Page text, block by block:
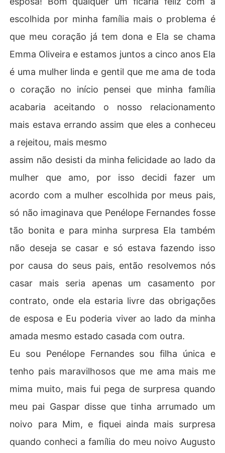
escolhida por minha família mais o problema é
que meu coração já tem dona e Ela se chama
Emma Oliveira e estamos juntos a cinco anos Ela
é uma mulher linda e gentil que me ama de toda
o coração no início pensei que minha família
acabaria aceitando o nosso relacionamento
mais estava errando assim que eles a conheceu
a rejeitou, mais mesmo
assim não desisti da minha felicidade ao lado da
mulher que amo, por isso decidi fazer um
acordo com a mulher escolhida por meus pais,
só não imaginava que Penélope Fernandes fosse
tão bonita e para minha surpresa Ela também
não deseja se casar e só estava fazendo isso
por causa do seus pais, então resolvemos nós
casar mais seria apenas um casamento por
contrato, onde ela estaria livre das obrigações
de esposa e Eu poderia viver ao lado da minha
amada mesmo estado casada com outra.
Eu sou Penélope Fernandes sou filha única e
tenho pais maravilhosos que me ama mais me
mima muito, mais fui pega de surpresa quando
meu pai Gaspar disse que tinha arrumado um
noivo para Mim, e fiquei ainda mais surpresa
quando conheci a família do meu noivo Augusto